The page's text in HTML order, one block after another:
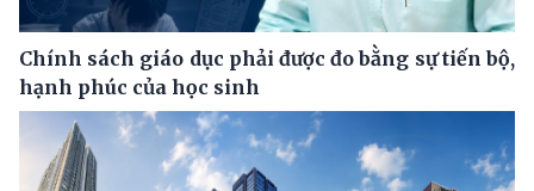
Chính sách giáo dục phải được đo bằng sự tiến bộ,
hạnh phúc của học sinh